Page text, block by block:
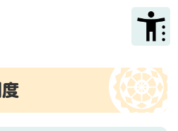
飛ばして本文へ